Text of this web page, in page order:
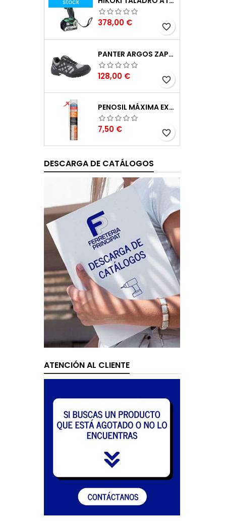
stock
Precio
378,00 € favorite_border
PANTER ARGOS ZAPATILLAS DE SEGURIDAD S3 GRIS REFLECTOR TALLA 48
Precio
128,00 € favorite_border
PENOSIL MÁXIMA EXPANSIÓN ESPUMA DE POLIURETANO 750ML
Precio
7,50 € favorite_border
DESCARGA DE CATÁLOGOS
ATENCIÓN AL CLIENTE